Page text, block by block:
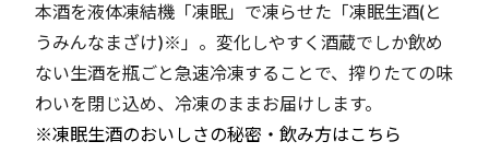
本酒を液体凍結機「凍眠」で凍らせた「凍眠生酒(と
うみんなまざけ)※」。変化しやすく酒蔵でしか飲め
ない生酒を瓶ごと急速冷凍することで、搾りたての味
わいを閉じ込め、冷凍のままお届けします。
※凍眠生酒のおいしさの秘密・飲み方はこちら